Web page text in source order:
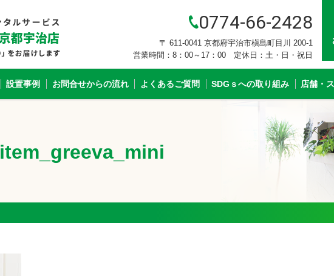
0774-66-2428
〒 611-0041 京都府宇治市槇島町目川 200-1
営業時間：8：00～17：00 定休日：土・日・祝日
設置事例 お問合せからの流れ よくあるご質問 SDGｓへの取り組み 店舗・
item_greeva_mini